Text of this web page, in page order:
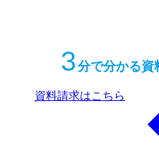
3 分で分かる資
資料請求はこちら